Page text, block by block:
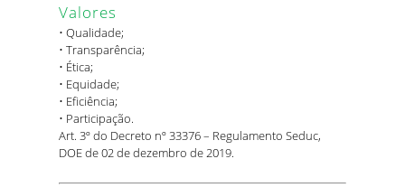
Valores
• Qualidade;
• Transparência;
• Ética;
• Equidade;
• Eficiência;
• Participação.
Art. 3º do Decreto nº 33376 – Regulamento Seduc,
DOE de 02 de dezembro de 2019.